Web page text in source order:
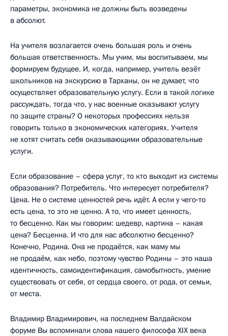
параметры, экономика не должны быть возведены
в абсолют.
На учителя возлагается очень большая роль и очень
большая ответственность. Мы учим, мы воспитываем, мы
формируем будущее. И, когда, например, учитель везёт
школьников на экскурсию в Тарханы, он не думает, что
осуществляет образовательную услугу. Если в такой логике
рассуждать, тогда что, у нас военные оказывают услугу
по защите страны? О некоторых профессиях нельзя
говорить только в экономических категориях. Учителя
не хотят считать себя оказывающими образовательные
услуги.
Если образование – сфера услуг, то кто выходит из системы
образования? Потребитель. Что интересует потребителя?
Цена. Не о системе ценностей речь идёт. А если у чего‑то
есть цена, то это не ценно. А то, что имеет ценность,
то бесценно. Как мы говорим: шедевр, картина – какая
цена? Бесценна. И что для нас абсолютно бесценно?
Конечно, Родина. Она не продаётся, как маму мы
не продаём, как небо, поэтому чувство Родины – это наша
идентичность, самоидентификация, самобытность, умение
существовать от себя, от сердца своего, от рода, от семьи,
от места.
Владимир Владимирович, на последнем Валдайском
форуме Вы вспоминали слова нашего философа XIX века